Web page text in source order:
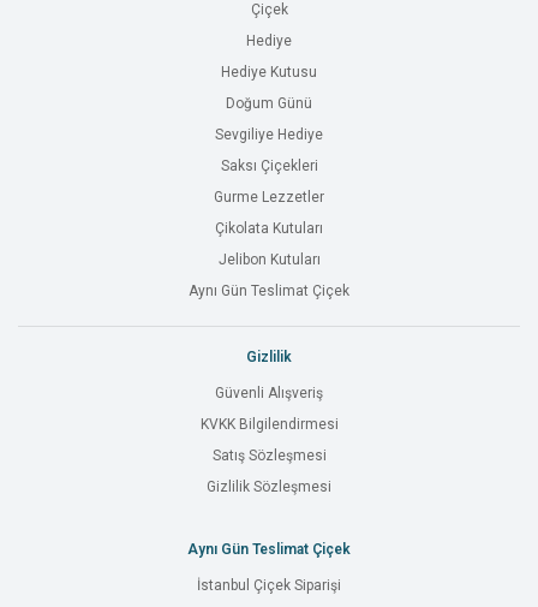
Çiçek
Hediye
Hediye Kutusu
Doğum Günü
Sevgiliye Hediye
Saksı Çiçekleri
Gurme Lezzetler
Çikolata Kutuları
Jelibon Kutuları
Aynı Gün Teslimat Çiçek
Gizlilik
Güvenli Alışveriş
KVKK Bilgilendirmesi
Satış Sözleşmesi
Gizlilik Sözleşmesi
Aynı Gün Teslimat Çiçek
İstanbul Çiçek Siparişi